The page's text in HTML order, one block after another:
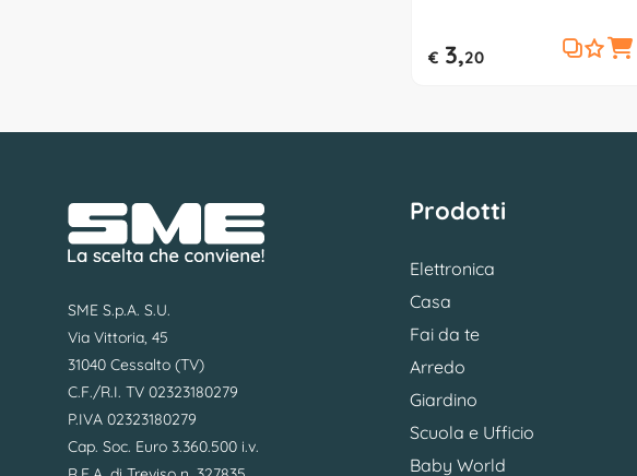
€3,20
SME S.p.A. S.U.
Via Vittoria, 45
31040 Cessalto (TV)
C.F./R.I. TV 02323180279
P.IVA 02323180279
Cap. Soc. Euro 3.360.500 i.v.
Prodotti
Elettronica
Casa
Fai da te
Arredo
Giardino
Scuola e Ufficio
Baby World